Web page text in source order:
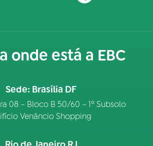
onde está a EBC
Sede: Brasília DF
08 – Bloco B 50/60 – 1º Subsolo
Venâncio Shopping